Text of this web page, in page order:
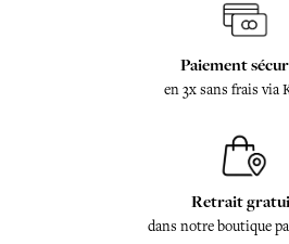
Paiement
en 3x sans frais via
Retrait
dans notre boutique